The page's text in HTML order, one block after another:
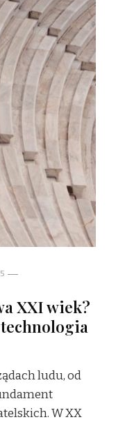
XXI wiek?
ludu, od
W XX